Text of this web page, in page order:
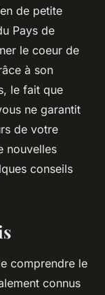
de petite
Pays de
le coeur de
à son
le fait que
ne garantit
de votre
nouvelles
conseils
comprendre le
connus